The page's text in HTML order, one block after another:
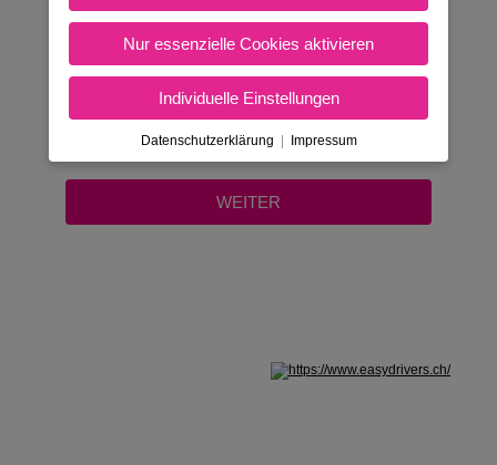
Nur essenzielle Cookies aktivieren
Individuelle Einstellungen
Datenschutzerklärung | Impressum